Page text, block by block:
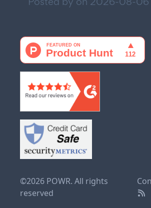
©2026 POWR. All rights
reserved